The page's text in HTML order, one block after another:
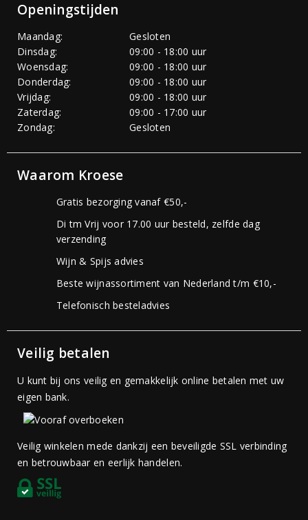
Openingstijden
Maandag:
Gesloten
Dinsdag:
09:00 - 18:00 uur
Woensdag:
09:00 - 18:00 uur
Donderdag:
09:00 - 18:00 uur
Vrijdag:
09:00 - 18:00 uur
Zaterdag:
09:00 - 17:00 uur
Zondag:
Gesloten
Waarom Kroese
Gratis bezorging vanaf €50,-
Di tm Vrij voor 17.00 uur besteld, zelfde dag
verzending
Wijn & Spijs advies
Beste wijnassortiment van Nederland t/m €10,-
Telefonisch besteladvies
Veilig betalen
U kunt bij ons veilig en gemakkelijk online betalen met uw
eigen bank.
Veilig winkelen mede dankzij een beveiligde SSL verbinding
en betrouwbaar en eerlijk handelen.